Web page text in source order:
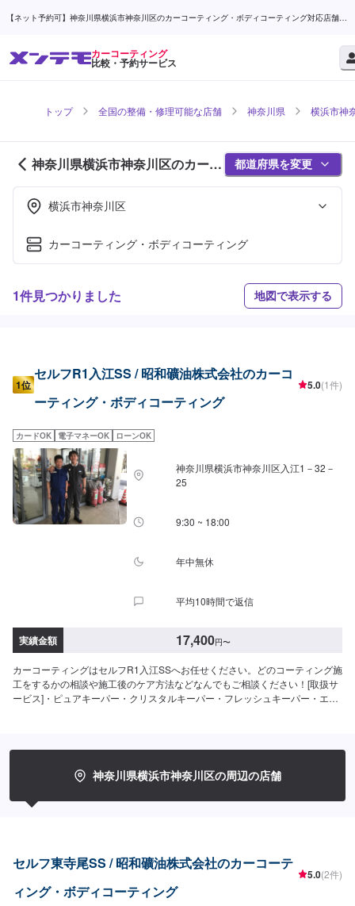
【ネット予約可】神奈川県横浜市神奈川区のカーコーティング・ボディコーティング対応店舗検
カーコーティング
比較・予約サービス
トップ 全国の整備・修理可能な店舗 神奈川県 横浜市神
神奈川県横浜市神奈川区のカーコ
ーティング対応店舗紹介 (1ページ
目)
都道府県を変更
横浜市神奈川区
カーコーティング・ボディコーティング
1件見つかりました 地図で表示する
1位
セルフR1入江SS / 昭和礦油株式会社のカーコ
ーティング・ボディコーティング
5.0(1件)
カードOK 電子マネーOK ローンOK
神奈川県横浜市神奈川区入江1－32－
25
9:30 ~ 18:00
年中無休
平均10時間で返信
実績金額 17,400円〜
カーコーティングはセルフR1入江SSへお任せください。どのコーティング施
工をするかの相談や施工後のケア方法などなんでもご相談ください！[取扱サ
ービス]・ピュアキーパー・クリスタルキーパー・フレッシュキーパー・エコ
ズ）31,800円（Mサイズ）33,900円（Lサイズ）38,400円（LLサイズ）
42,900円（XLサイズ）▶︎エコダイヤキーパー（参考価格）72,200円（SSサ
102,900円（LLサイズ）131,400円（XLサイズ）▶︎ダイヤモンドキーパー
ダイヤモンドキーパー（参考価格）72,200円（SSサイズ）79,900円（Sサイ
ズ）87,600円（Mサイズ）93,200円（Lサイズ）102,900円（LLサイズ）
131,400円（XLサイズ）[有資格者]・1級：3名※第9回2024年キーパーコンテ
スト出場
神奈川県横浜市神奈川区の周辺の店舗
セルフ東寺尾SS / 昭和礦油株式会社のカーコーテ
ィング・ボディコーティング
5.0(2件)